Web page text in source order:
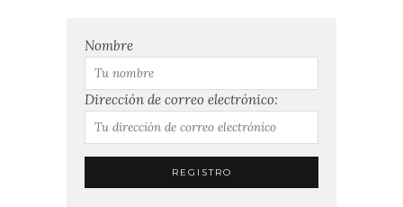
Nombre
Dirección de correo electrónico: